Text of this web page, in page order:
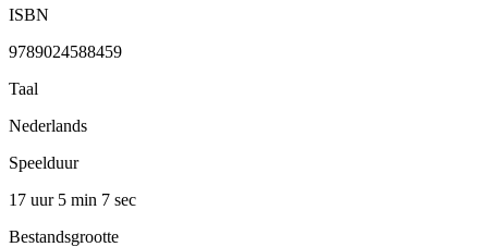
ISBN
9789024588459
Taal
Nederlands
Speelduur
17 uur 5 min 7 sec
Bestandsgrootte